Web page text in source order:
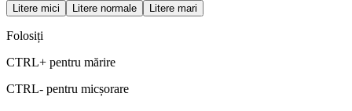
Litere mici Litere normale Litere mari
Folosiți
CTRL+ pentru mărire
CTRL- pentru micșorare